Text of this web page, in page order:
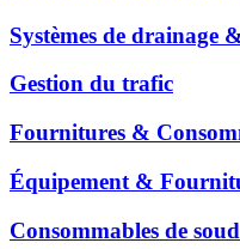
Systèmes de drainage
Gestion du trafic
Fournitures &
Équipement &
Consommables de